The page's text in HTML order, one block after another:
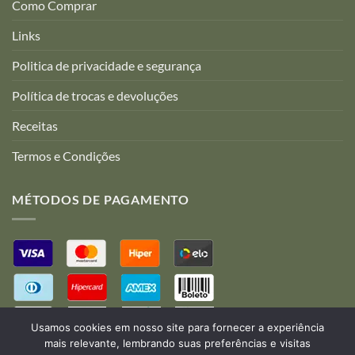
Como Comprar
Links
Politica de privacidade e segurança
Política de trocas e devoluções
Receitas
Termos e Condições
MÉTODOS DE PAGAMENTO
Usamos cookies em nosso site para fornecer a experiência
mais relevante, lembrando suas preferências e visitas